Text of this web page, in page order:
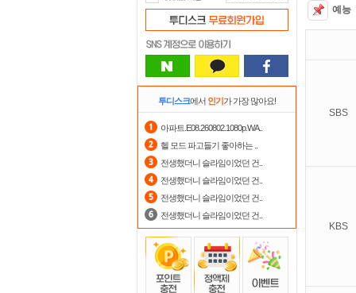
투디스크에서 인기가 가장 많아요!
아파트.E08.260802.1080p.WA..
헬 모드 파고들기 좋아하는 ..
전생했더니 슬라임이었던 건..
전생했더니 슬라임이었던 건..
전생했더니 슬라임이었던 건..
전생했더니 슬라임이었던 건..
예능
SBS
KBS